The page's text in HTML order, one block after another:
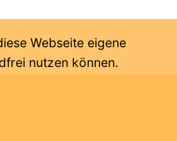
Webseite eigene
nutzen können.